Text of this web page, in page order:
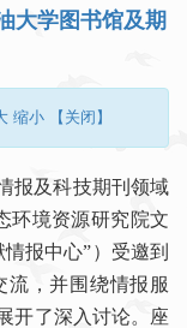
大学图书馆及期
缩小 【关闭】
报及科技期刊领域
环境资源研究院文
报中心”）受邀到
流，并围绕情报服
开了深入讨论。座